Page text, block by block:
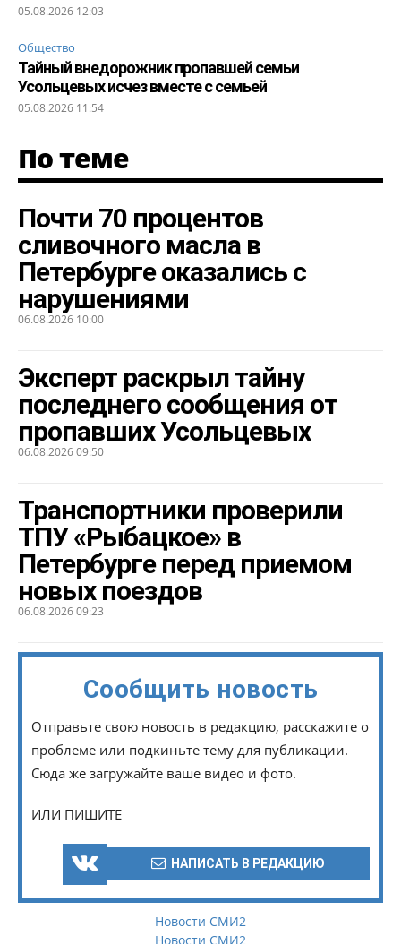
05.08.2026 12:03
Общество
Тайный внедорожник пропавшей семьи
Усольцевых исчез вместе с семьей
05.08.2026 11:54
По теме
Почти 70 процентов
сливочного масла в
Петербурге оказались с
нарушениями
06.08.2026 10:00
Эксперт раскрыл тайну
последнего сообщения от
пропавших Усольцевых
06.08.2026 09:50
Транспортники проверили
ТПУ «Рыбацкое» в
Петербурге перед приемом
новых поездов
06.08.2026 09:23
Сообщить новость
Отправьте свою новость в редакцию, расскажите о
проблеме или подкиньте тему для публикации.
Сюда же загружайте ваше видео и фото.
ИЛИ ПИШИТЕ
НАПИСАТЬ В РЕДАКЦИЮ
Новости СМИ2
Новости СМИ2